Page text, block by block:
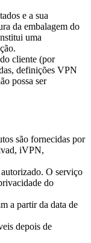
e a sua
da embalagem do
uma
cliente (por
definições VPN
possa ser
são fornecidas por
iVPN,
O serviço
do
a partir da data de
depois de